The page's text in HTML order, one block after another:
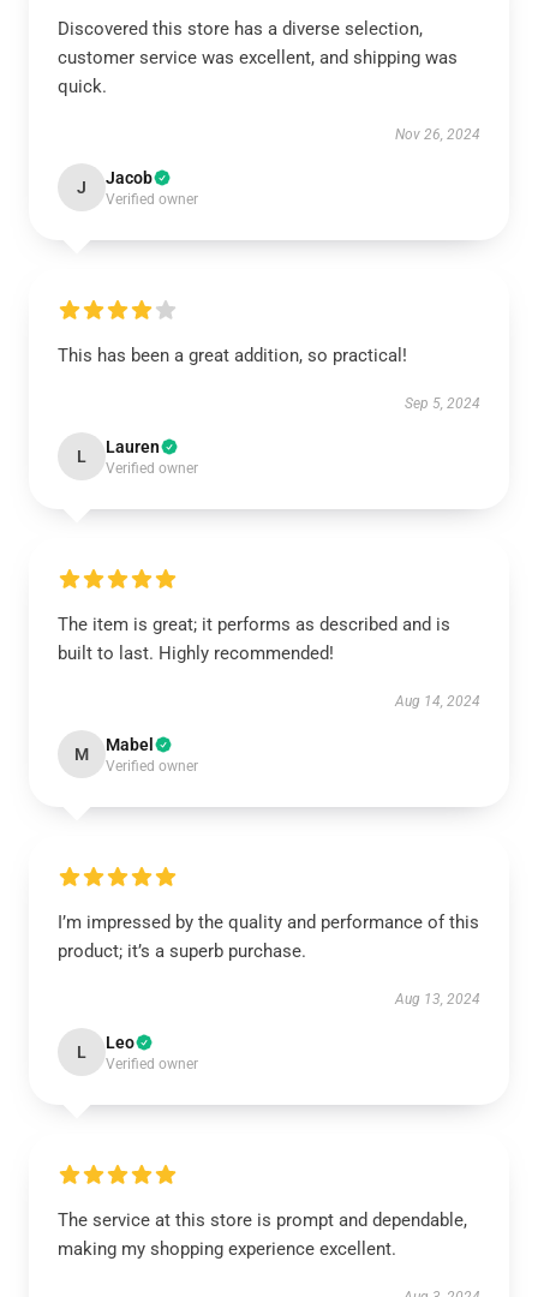
Discovered this store has a diverse selection,
customer service was excellent, and shipping was
quick.
Nov 26, 2024
J Jacob
Verified owner
This has been a great addition, so practical!
Sep 5, 2024
L Lauren
Verified owner
The item is great; it performs as described and is
built to last. Highly recommended!
Aug 14, 2024
M Mabel
Verified owner
I’m impressed by the quality and performance of this
product; it’s a superb purchase.
Aug 13, 2024
L Leo
Verified owner
The service at this store is prompt and dependable,
making my shopping experience excellent.